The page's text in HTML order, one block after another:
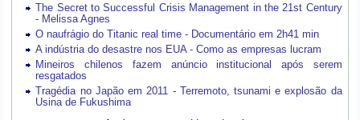
The Secret to Successful Crisis Management in the 21st Century
- Melissa Agnes
O naufrágio do Titanic real time - Documentário em 2h41 min
A indústria do desastre nos EUA - Como as empresas lucram
Mineiros chilenos fazem anúncio institucional após serem
resgatados
Tragédia no Japão em 2011 - Terremoto, tsunami e explosão da
Usina de Fukushima